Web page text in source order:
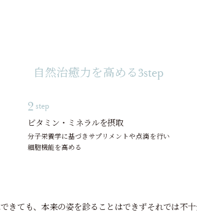
自然治癒力を高める3step
2 step
ビタミン・ミネラルを摂取
分子栄養学に基づきサプリメントや点滴を行い
細胞機能を高める
きても、本来の姿を診ることはできずそれでは不